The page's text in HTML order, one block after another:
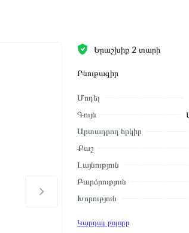
Երաշխիք 2 տարի
Բնութագիր
Մոդել
Գույն
Արտադրող երկիր
Քաշ
Լայնություն
Բարձրություն
Խորություն
Կարդալ բոլորը